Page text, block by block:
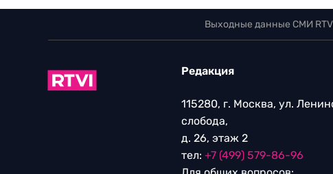
Выходные данные СМИ
Редакция
115280, г. Москва, ул.
слобода,
д. 26, этаж 2
тел: +7 (499) 579-86-96